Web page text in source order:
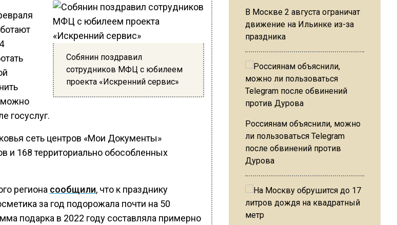
Собянин поздравил
сотрудников МФЦ с юбилеем
проекта «Искренний сервис»
можно
госуслуг.
сеть центров «Мои Документы»
и 168 территориально обособленных
региона сообщили, что к празднику
за год подорожала почти на 50
подарка в 2022 году составляла примерно
В Москве 2 августа ограничат
движение на Ильинке из-за
праздника
Россиянам объяснили, можно
ли пользоваться Telegram
после обвинений против
Дурова